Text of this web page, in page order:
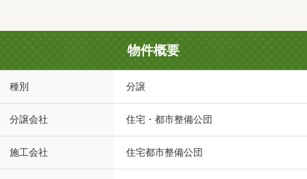
物件概要
種別 分譲
分譲会社 住宅・都市整備公団
施工会社 住宅都市整備公団